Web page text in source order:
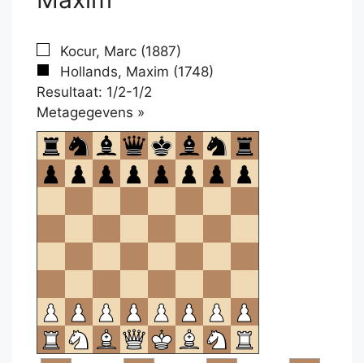
Kocur, Marc (1887)
Hollands, Maxim (1748)
Resultaat: 1/2-1/2
Metagegevens »
om
te
openen.